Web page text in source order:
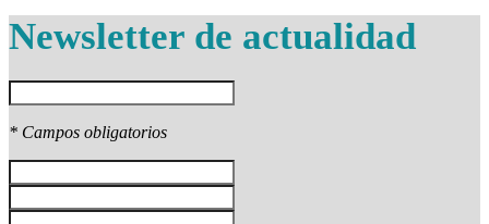
Newsletter de actualidad
* Campos obligatorios